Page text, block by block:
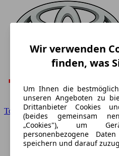
Toyota
Wir verwenden
finden, was
Um Ihnen die
unseren Angeboten zu
Drittanbieter Cookies
(beides gemeinsam
„Cookies"), um
personenbezogene
speichern und darauf